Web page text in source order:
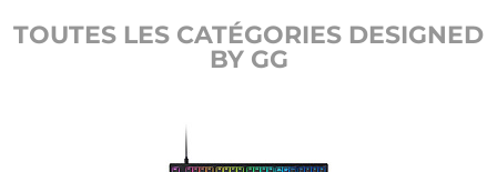
TOUTES LES CATÉGORIES DESIGNED
BY GG